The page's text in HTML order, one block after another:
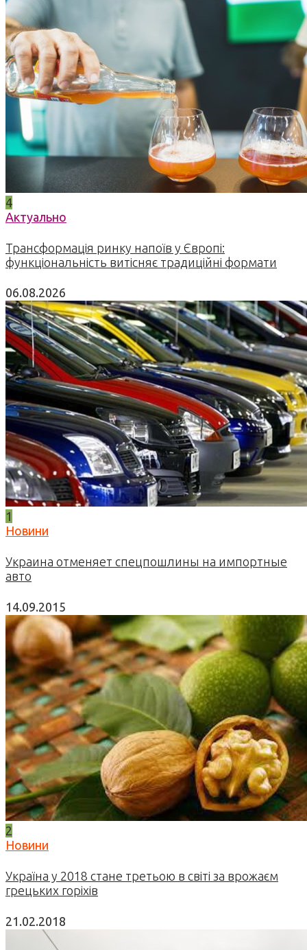
4
Актуально
Трансформація ринку напоїв у Європі:
функціональність витісняє традиційні формати
06.08.2026
1
Новини
Украина отменяет спецпошлины на импортные
авто
14.09.2015
2
Новини
Україна у 2018 стане третьою в світі за врожаєм
грецьких горіхів
21.02.2018